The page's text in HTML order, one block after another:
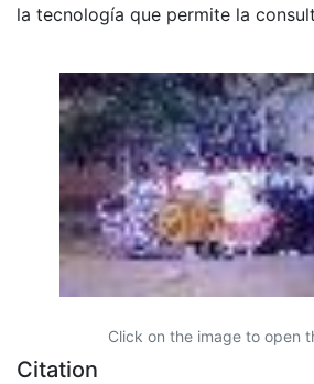
la tecnología que permite la
Click on the image to open
Citation